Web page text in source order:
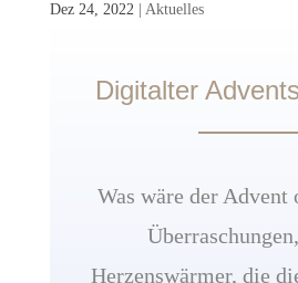
Dez 24, 2022| Aktuelles
Digitalter
Was wäre der Advent
Herzenswärmer, die